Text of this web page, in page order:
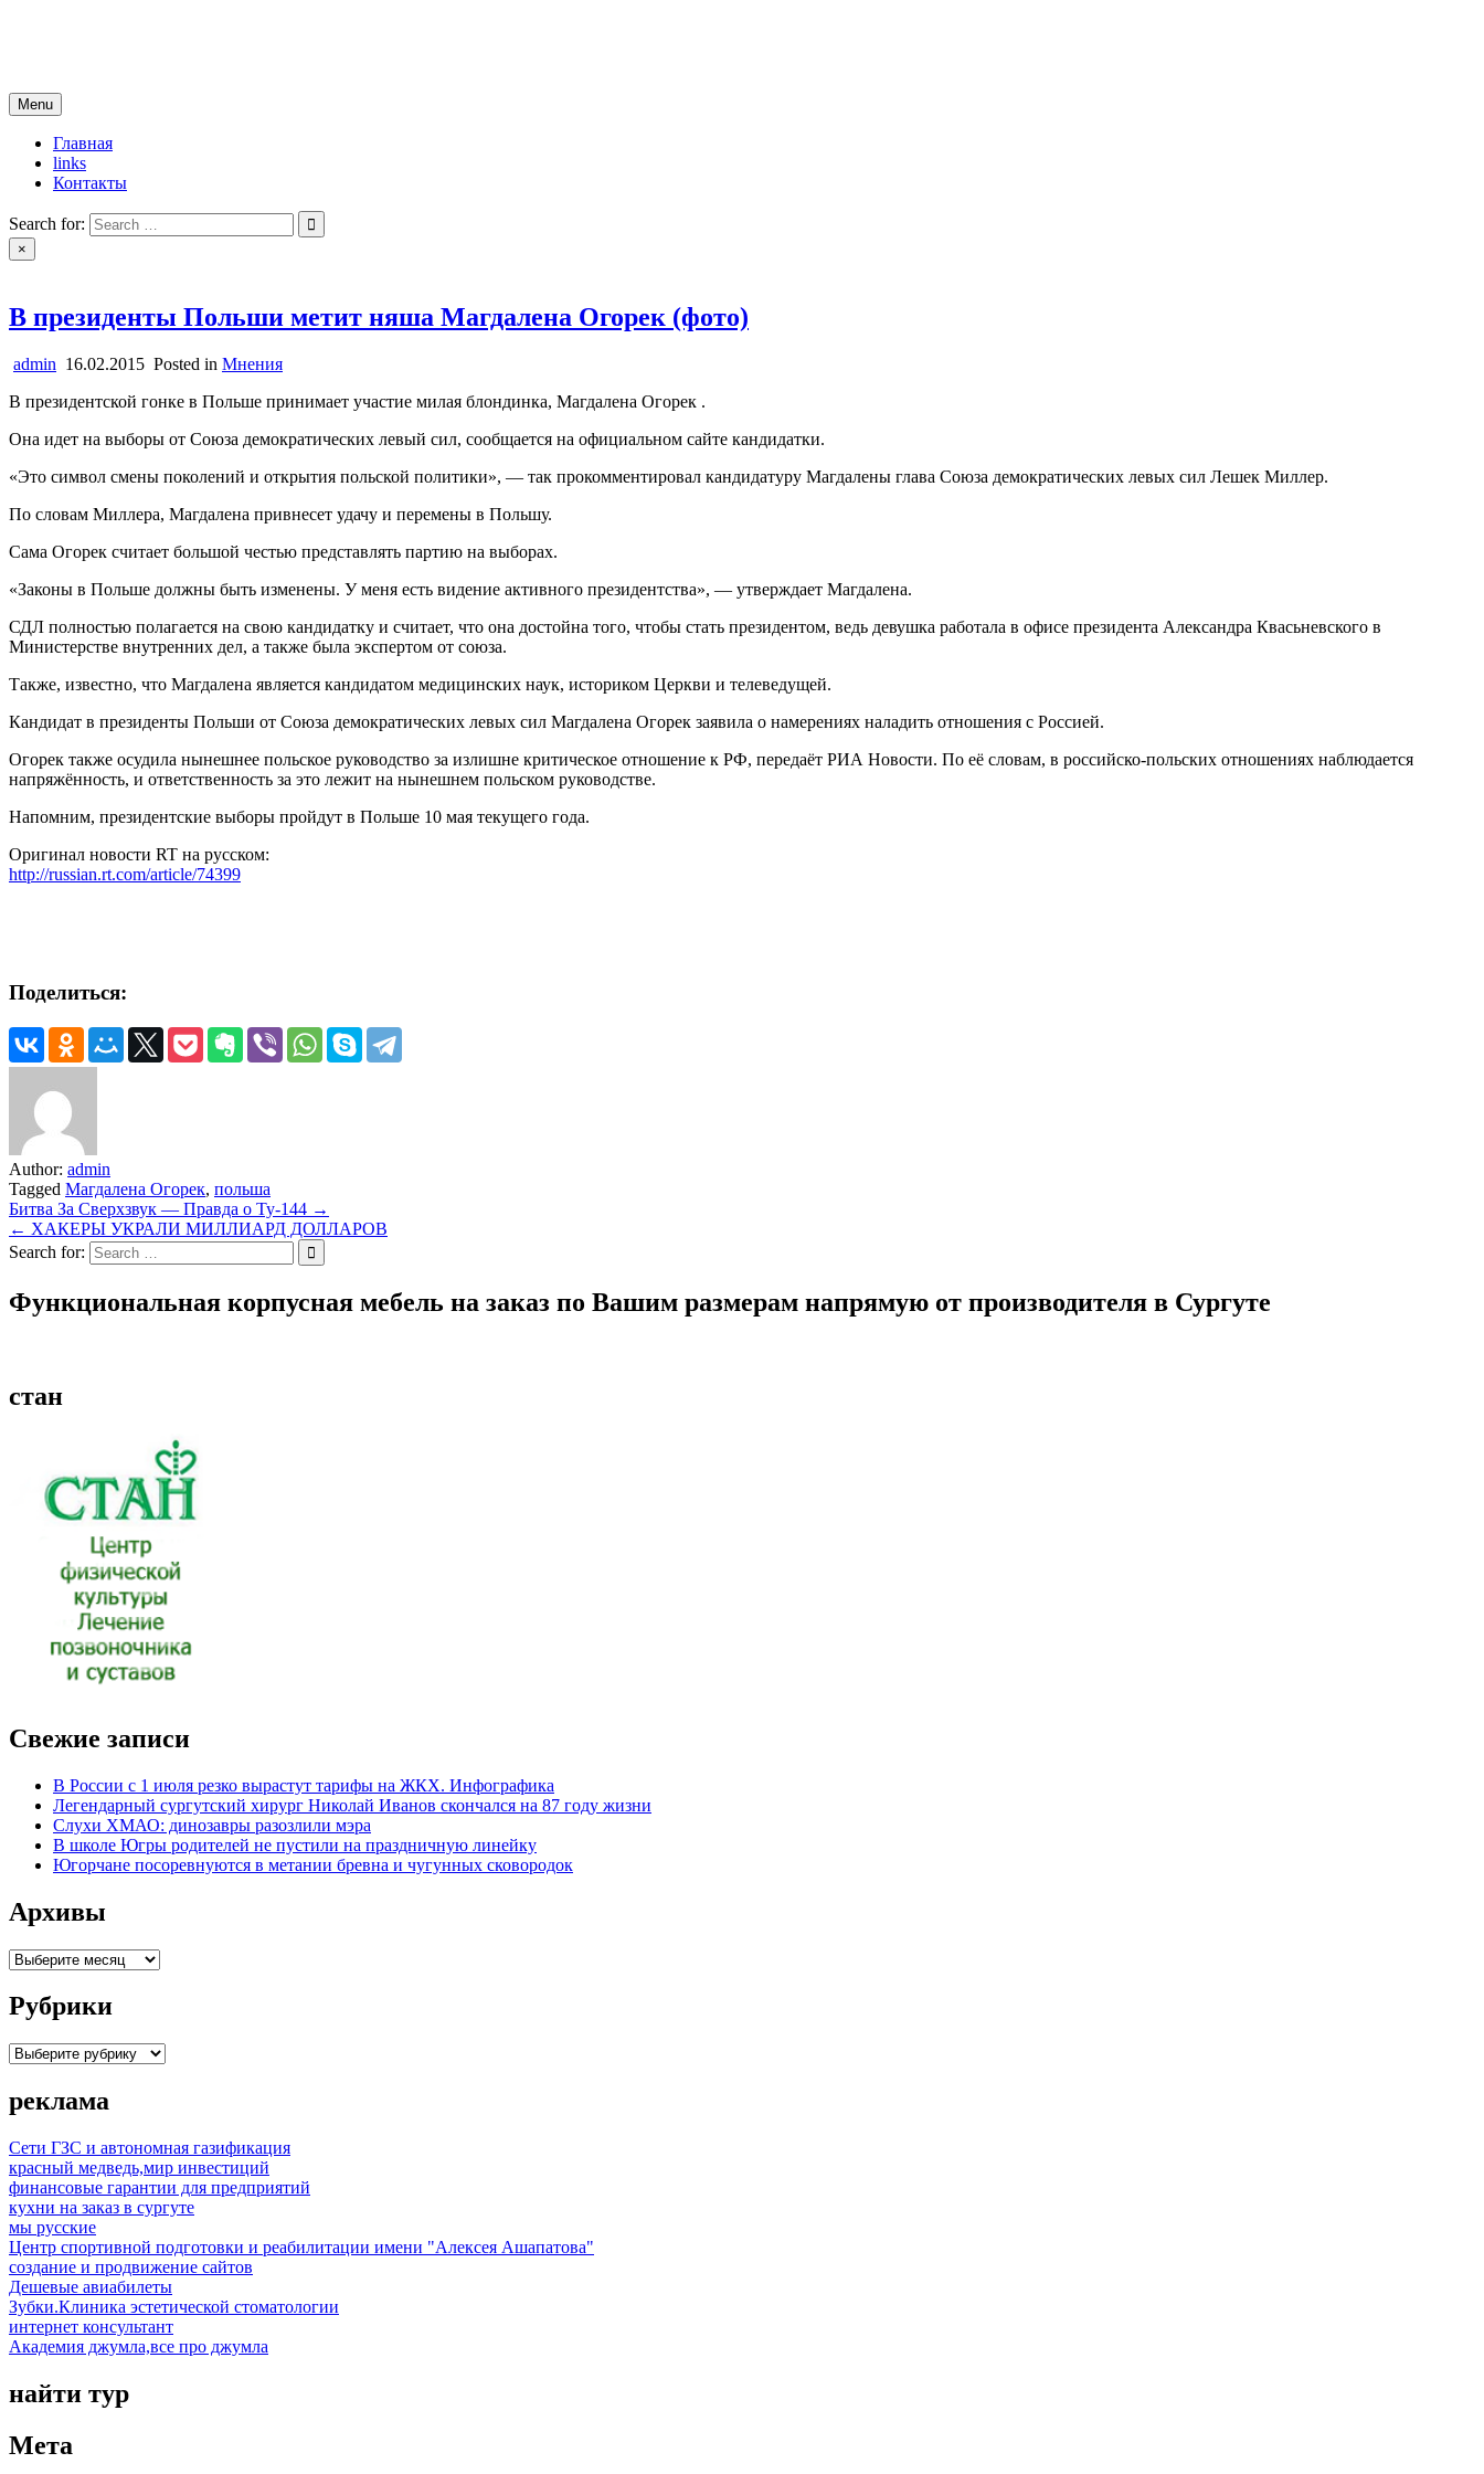
Menu
Главная
links
Контакты
Search for:
×
В президенты Польши метит няша Магдалена Огорек (фото)
admin 16.02.2015 Posted in Мнения
В президентской гонке в Польше принимает участие милая блондинка, Магдалена Огорек .
Она идет на выборы от Союза демократических левый сил, сообщается на официальном сайте кандидатки.
«Это символ смены поколений и открытия польской политики», — так прокомментировал кандидатуру Магдалены глава Союза демократических левых сил Лешек Миллер.
По словам Миллера, Магдалена привнесет удачу и перемены в Польшу.
Сама Огорек считает большой честью представлять партию на выборах.
«Законы в Польше должны быть изменены. У меня есть видение активного президентства», — утверждает Магдалена.
СДЛ полностью полагается на свою кандидатку и считает, что она достойна того, чтобы стать президентом, ведь девушка работала в офисе президента Александра Квасьневского в
Министерстве внутренних дел, а также была экспертом от союза.
Также, известно, что Магдалена является кандидатом медицинских наук, историком Церкви и телеведущей.
Кандидат в президенты Польши от Союза демократических левых сил Магдалена Огорек заявила о намерениях наладить отношения с Россией.
Огорек также осудила нынешнее польское руководство за излишне критическое отношение к РФ, передаёт РИА Новости. По её словам, в российско-польских отношениях наблюдается
напряжённость, и ответственность за это лежит на нынешнем польском руководстве.
Напомним, президентские выборы пройдут в Польше 10 мая текущего года.
Оригинал новости RT на русском:
http://russian.rt.com/article/74399
Поделиться:
Author: admin
Tagged Магдалена Огорек, польша
Навигация
по
записям
Битва За Сверхзвук — Правда о Ту-144 →
← ХАКЕРЫ УКРАЛИ МИЛЛИАРД ДОЛЛАРОВ
Search for:
Функциональная корпусная мебель на заказ по Вашим размерам напрямую от производителя в Сургуте
стан
Свежие записи
В России с 1 июля резко вырастут тарифы на ЖКХ. Инфографика
Легендарный сургутский хирург Николай Иванов скончался на 87 году жизни
Слухи ХМАО: динозавры разозлили мэра
В школе Югры родителей не пустили на праздничную линейку
Югорчане посоревнуются в метании бревна и чугунных сковородок
Архивы
Архивы
Рубрики
Рубрики
реклама
Сети ГЗС и автономная газификация
красный медведь,мир инвестиций
финансовые гарантии для предприятий
кухни на заказ в сургуте
мы русские
Центр спортивной подготовки и реабилитации имени "Алексея Ашапатова"
создание и продвижение сайтов
Дешевые авиабилеты
Зубки.Клиника эстетической стоматологии
интернет консультант
Академия джумла,все про джумла
найти тур
Мета